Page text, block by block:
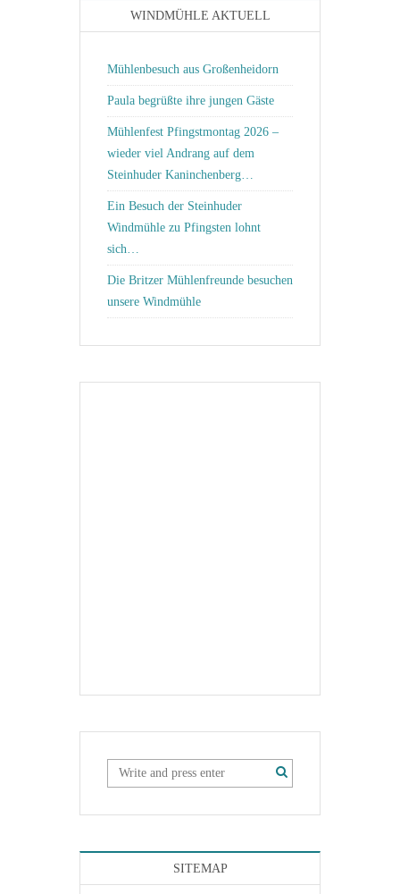
WINDMÜHLE AKTUELL
Mühlenbesuch aus Großenheidorn
Paula begrüßte ihre jungen Gäste
Mühlenfest Pfingstmontag 2026 –
wieder viel Andrang auf dem
Steinhuder Kaninchenberg…
Ein Besuch der Steinhuder
Windmühle zu Pfingsten lohnt
sich…
Die Britzer Mühlenfreunde besuchen
unsere Windmühle
SITEMAP